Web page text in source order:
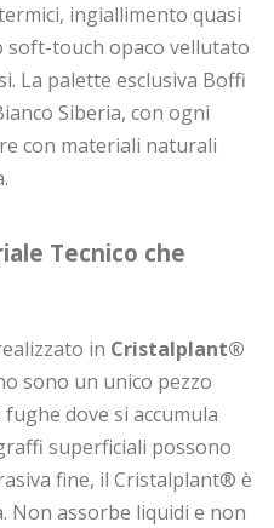
ingiallimento quasi
touch opaco vellutato
La palette esclusiva Boffi
Siberia, con ogni
con materiali naturali
Tecnico che
in Cristalplant®
sono un unico pezzo
dove si accumula
superficiali possono
fine, il Cristalplant® è
Non assorbe liquidi e non